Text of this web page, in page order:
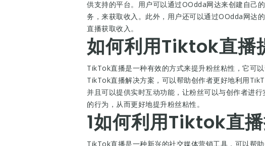
供支持的平台。用户可以通过OOdda网达来创建自己
务，来获取收入。此外，用户还可以通过OOdda网达
直播获取收入。
如何利用Tiktok直播
TikTok直播是一种有效的方式来提升粉丝粘性，它可
TikTok直播解决方案，可以帮助创作者更好地利用
并且可以提供实时互动功能，让粉丝可以与创作者进
的行为，从而更好地提升粉丝粘性。
1如何利用Tiktok直
TikTok直播是一种新兴的社交媒体营销工具，可以帮